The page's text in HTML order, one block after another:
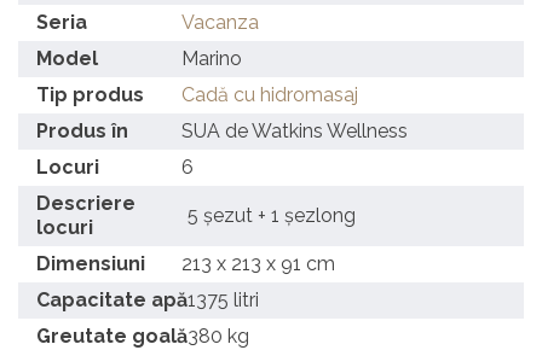
Seria
Vacanza
Model
Marino
Tip produs
Cadă cu hidromasaj
Produs în
SUA de Watkins Wellness
Locuri
6
Descriere
locuri
5 șezut + 1 șezlong
Dimensiuni
213 x 213 x 91 cm
Capacitate apă1375 litri
Greutate goală380 kg